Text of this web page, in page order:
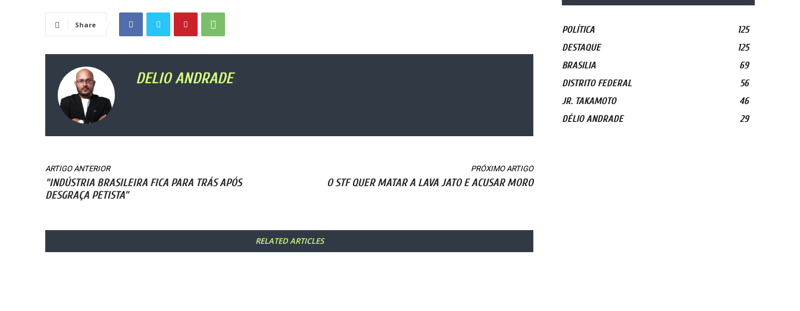
Share
DELIO ANDRADE
ARTIGO ANTERIOR
“INDÚSTRIA BRASILEIRA FICA PARA TRÁS APÓS
DESGRAÇA PETISTA”
PRÓXIMO ARTIGO
O STF QUER MATAR A LAVA JATO E ACUSAR MORO
RELATED ARTICLES
POLÍTICA
125
DESTAQUE
125
BRASILIA
69
DISTRITO FEDERAL
56
JR. TAKAMOTO
46
DÉLIO ANDRADE
29